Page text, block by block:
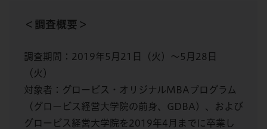
＜調査概要＞
調査期間：2019年5月21日（火）～5月28日
（火）
対象者：グロービス・オリジナルMBAプログラム
（グロービス経営大学院の前身、GDBA）、および
グロービス経営大学院を2019年4月までに卒業し